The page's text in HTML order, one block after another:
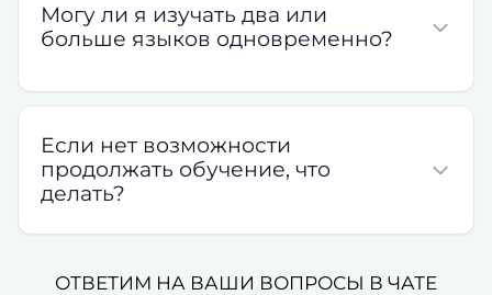
Могу ли я изучать два или
больше языков одновременно?
Если нет возможности
продолжать обучение, что
делать?
ОТВЕТИМ НА ВАШИ ВОПРОСЫ В ЧАТЕ